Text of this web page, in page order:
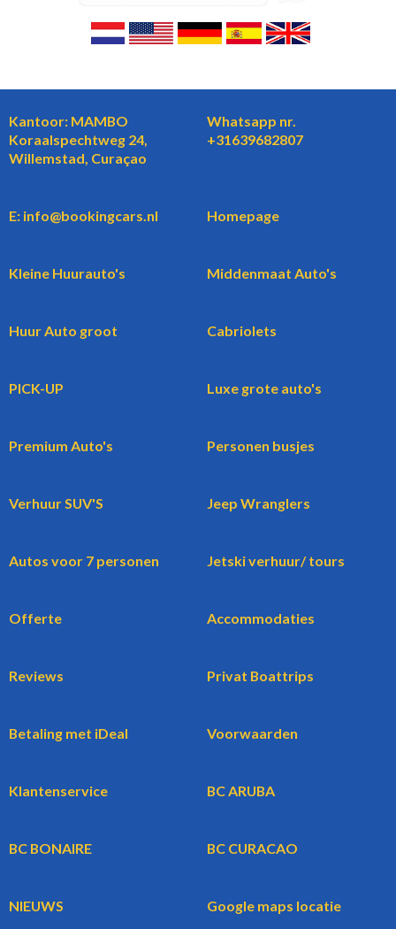
Kantoor: MAMBO
Koraalspechtweg 24,
Willemstad, Curaçao
Whatsapp nr.
+31639682807
E: info@bookingcars.nl Homepage
Kleine Huurauto's Middenmaat Auto's
Huur Auto groot Cabriolets
PICK-UP Luxe grote auto's
Premium Auto's Personen busjes
Verhuur SUV'S Jeep Wranglers
Autos voor 7 personen Jetski verhuur/ tours
Offerte Accommodaties
Reviews Privat Boattrips
Betaling met iDeal Voorwaarden
Klantenservice BC ARUBA
BC BONAIRE BC CURACAO
NIEUWS Google maps locatie